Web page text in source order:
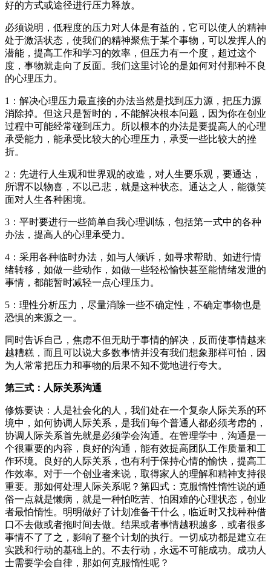
好的方式或途径进行压力释放。
必须说明，低程度的压力对人体是有益的，它可以使人的精神
处于激活状态，使我们的精神聚焦于某个事物，可以发挥人的
潜能，提高工作和学习的效率，但压力有一个度，超过这个
度，事物就走向了反面。我们这里讨论的是如何对付那种不良
的心理压力。
1：解决心理压力最直接的办法当然是找到压力源，把压力源
消除掉。但这只是暂时的，不能解决根本问题，因为你在创业
过程中可能经常碰到压力。所以根本的办法是要提高人的心理
承受能力，能承受比较大的心理压力，承受一些比较大的挫
折。
2：先进行人生观和世界观的改造，对人生要乐观，要通达，
所谓不以物喜，不以己悲，就是这种状态。通达之人，能微笑
面对人生各种困境。
3：平时要进行一些简单自我心理训练，包括第一式中的各种
办法，提高人的心理承受力。
4：采用各种临时办法，如与人倾诉，如寻求帮助、如进行情
绪转移，如做一些动作，如做一些轻松愉快甚至能情绪发泄的
事情，都能暂时减轻一点心理压力。
5：理性分析压力，尽量消除一些不确定性，不确定事物也是
恐惧的来源之一。
同时告诉自己，焦虑不但无助于事情的解决，反而使事情越来
越糟糕，而且可以说大多数事情并没有我们想象那样可怕，因
为人常常把压力和事物的后果不知不觉地进行夸大。
第三式：人际关系沟通
修炼要诀：人是社会化的人，我们处在一个复杂人际关系的环
境中，如何协调人际关系，是我们每个普通人都必须考虑的，
协调人际关系首先就是必须学会沟通。在管理学中，沟通是一
个很重要的内容，良好的沟通，能有效提高团队工作质量和工
作环境。良好的人际关系，也有利于保持心情的愉快，提高工
作效率。对于一个创业者来说，取得家人的理解和精神支持很
重要。那如何处理人际关系呢？第四式：克服惰性惰性说的通
俗一点就是懒病，就是一种怕吃苦、怕困难的心理状态，创业
者最怕惰性。明明做好了计划准备干什么，临近时又找种种借
口不去做或者拖时间去做。结果或者事情越积越多，或者很多
事情不了了之，影响了整个计划的执行。一切成功都是建立在
实践和行动的基础上的。不去行动，永远不可能成功。成功人
士需要学会自律，那如何克服惰性呢？